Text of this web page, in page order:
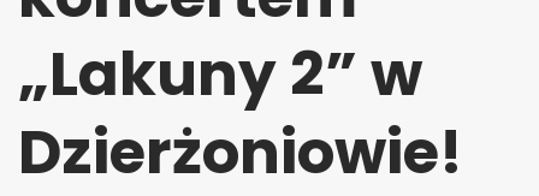
„Lakuny 2” w
Dzierżoniowie!